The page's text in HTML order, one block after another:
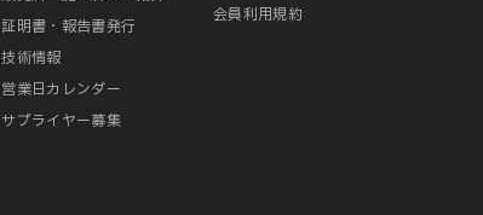
証明書・報告書発行
技術情報
営業日カレンダー
サプライヤー募集
会員利用規約